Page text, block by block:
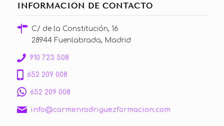
INFORMACIÓN DE CONTACTO
C/ de la Constitución, 16
28944 Fuenlabrada, Madrid
910 723 508
652 209 008
652 209 008
info@carmenrodriguezformacion.com